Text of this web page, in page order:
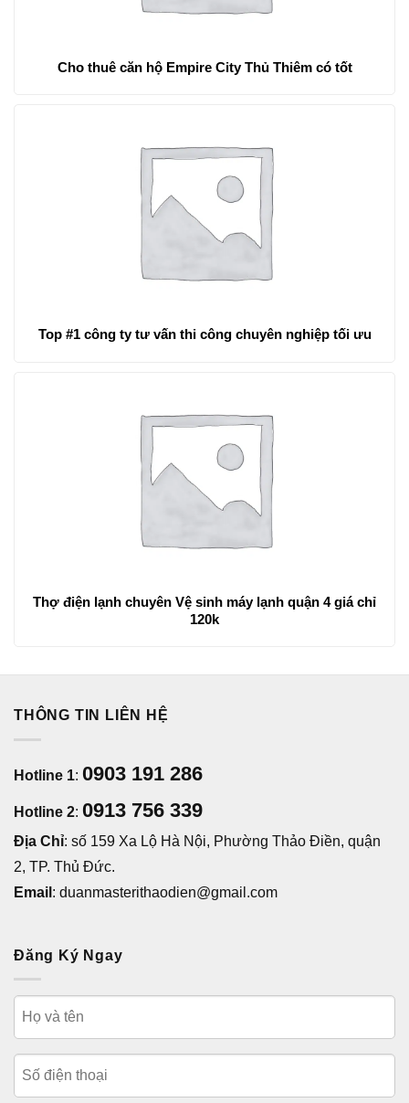
Cho thuê căn hộ Empire City Thủ Thiêm có tốt
Top #1 công ty tư vấn thi công chuyên nghiệp tối ưu
Thợ điện lạnh chuyên Vệ sinh máy lạnh quận 4 giá chỉ
120k
THÔNG TIN LIÊN HỆ
Hotline 1: 0903 191 286
Hotline 2: 0913 756 339
Địa Chỉ: số 159 Xa Lộ Hà Nội, Phường Thảo Điền, quận
2, TP. Thủ Đức.
Email : duanmasterithaodien@gmail.com
Đăng Ký Ngay